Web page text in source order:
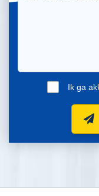
Ik ga